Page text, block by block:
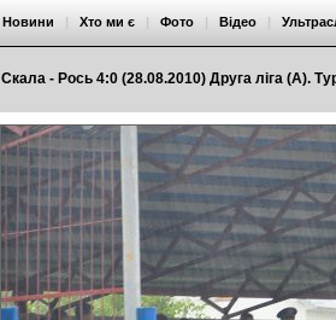
Скала - Рось 4:0 (28.08.2010) Друга ліга (А).
Новини | Хто ми є | Фото | Відео |